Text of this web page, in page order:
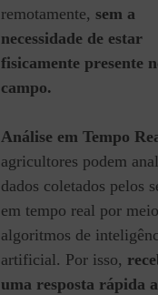
remotamente, sem a
necessidade de estar
fisicamente presente
campo.
Análise em Tempo
agricultores podem
dados coletados pelos
em tempo real por
algoritmos de
artificial. Por isso,
uma resposta rápida